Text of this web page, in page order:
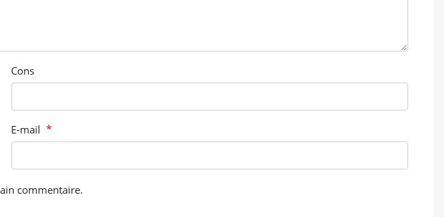
Cons
E-mail *
commentaire.